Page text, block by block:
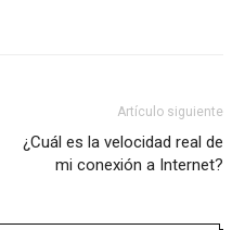
Artículo siguiente
¿Cuál es la velocidad real de
mi conexión a Internet?